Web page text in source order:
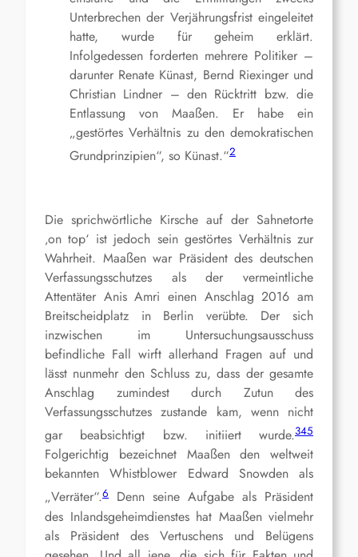
Unterbrechen der Verjährungsfrist eingeleitet
hatte, wurde für geheim erklärt.
Infolgedessen forderten mehrere Politiker –
darunter Renate Künast, Bernd Riexinger und
Christian Lindner – den Rücktritt bzw. die
Entlassung von Maaßen. Er habe ein
„gestörtes Verhältnis zu den demokratischen
Grundprinzipien“, so Künast.“2
Die sprichwörtliche Kirsche auf der Sahnetorte
‚on top‘ ist jedoch sein gestörtes Verhältnis zur
Wahrheit. Maaßen war Präsident des deutschen
Verfassungsschutzes als der vermeintliche
Attentäter Anis Amri einen Anschlag 2016 am
Breitscheidplatz in Berlin verübte. Der sich
inzwischen im Untersuchungsausschuss
befindliche Fall wirft allerhand Fragen auf und
lässt nunmehr den Schluss zu, dass der gesamte
Anschlag zumindest durch Zutun des
Verfassungsschutzes zustande kam, wenn nicht
gar beabsichtigt bzw. initiiert wurde.345
Folgerichtig bezeichnet Maaßen den weltweit
bekannten Whistblower Edward Snowden als
„Verräter“.6
Denn seine Aufgabe als Präsident
des Inlandsgeheimdienstes hat Maaßen vielmehr
als Präsident des Vertuschens und Belügens